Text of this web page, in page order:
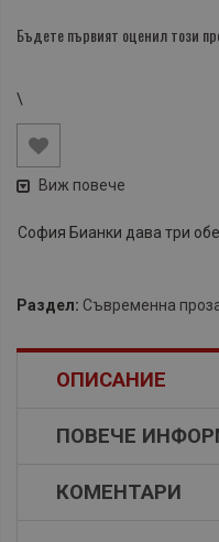
Бъдете първият оценил този
\
Виж повече
София Бианки дава три
Раздел: Съвременна
ОПИСАНИЕ
ПОВЕЧЕ
КОМЕНТАРИ